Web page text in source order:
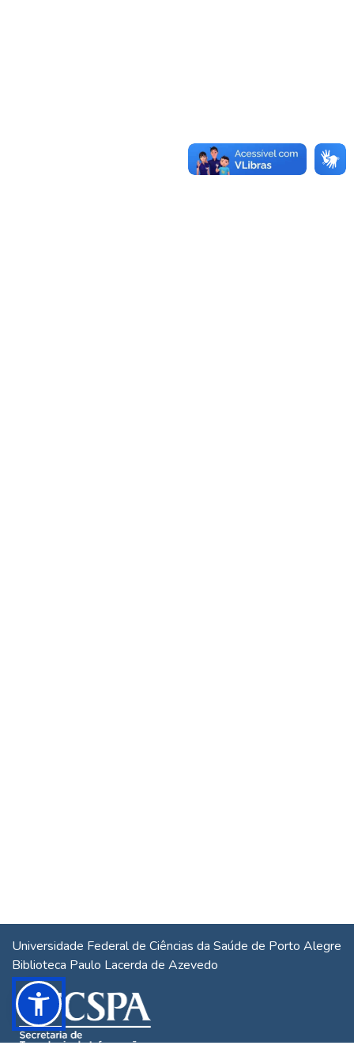
Universidade Federal de Ciências da Saúde de Porto Alegre
Biblioteca Paulo Lacerda de Azevedo